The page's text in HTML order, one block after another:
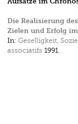
Die Realisierung
Zielen und Erfolg
In: Geselligkeit,
associatifs 1991.